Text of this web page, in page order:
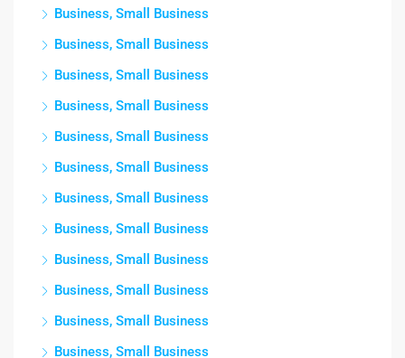
Business, Small Business
Business, Small Business
Business, Small Business
Business, Small Business
Business, Small Business
Business, Small Business
Business, Small Business
Business, Small Business
Business, Small Business
Business, Small Business
Business, Small Business
Business, Small Business